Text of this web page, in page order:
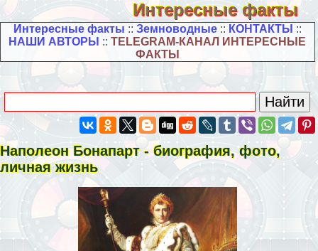
Интересные факты
Интересные факты :: Земноводные:: КОНТАКТЫ ::
НАШИ АВТОРЫ ::TELEGRAM-КАНАЛ ИНТЕРЕСНЫЕ
ФАКТЫ
Наполеон Бонапарт - биография, фото,
личная жизнь